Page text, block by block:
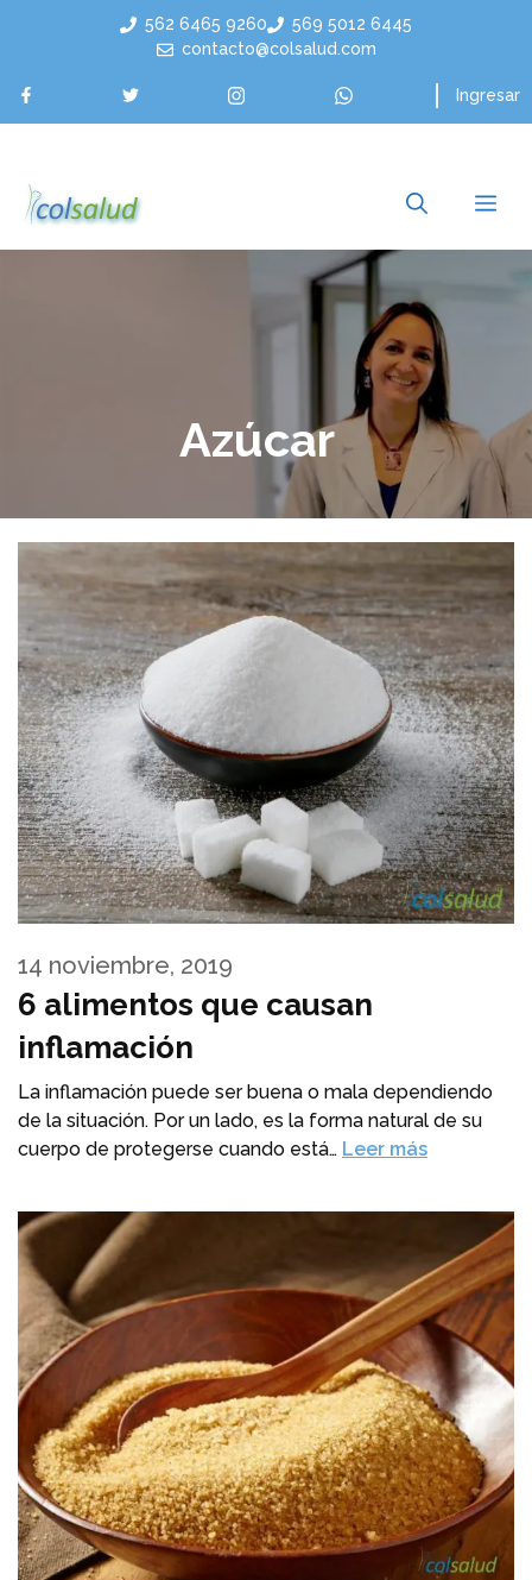
contenido
562 6465 9260
569 5012 6445
contacto@colsalud.com
Ingresar
Azúcar
6 alimentos que causan
inflamación
14 noviembre, 2019
La inflamación puede ser buena o mala dependiendo
de la situación. Por un lado, es la forma natural de su
cuerpo de protegerse cuando está… Leer más